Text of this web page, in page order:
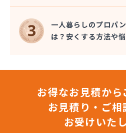
戸恒燃料店
戸村商店
五味田商店
江連燃料株式会社
佐藤燃料店
佐野市エルピーガス販売協同
佐野燃料
細井プロパン
一人暮らしのプロパ
は？安くする方法や
お得なお見積から
お見積り・ご相
お受けいた